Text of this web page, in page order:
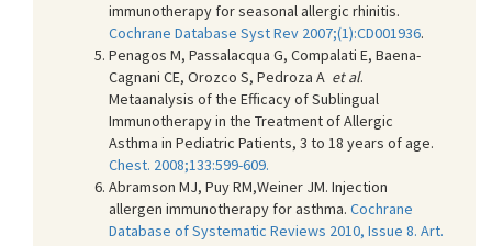
immunotherapy for seasonal allergic rhinitis.
Cochrane Database Syst Rev 2007;(1):CD001936.
Penagos M, Passalacqua G, Compalati E, Baena-
Cagnani CE, Orozco S, Pedroza A et al.
Metaanalysis of the Efficacy of Sublingual
Immunotherapy in the Treatment of Allergic
Asthma in Pediatric Patients, 3 to 18 years of age.
Chest. 2008;133:599-609.
Abramson MJ, Puy RM,Weiner JM. Injection
allergen immunotherapy for asthma. Cochrane
Database of Systematic Reviews 2010, Issue 8. Art.